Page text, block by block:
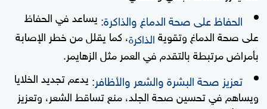
الحفاظ على صحة الدماغ والذاكرة: يساعد في الحفاظ
على صحة الدماغ وتقويةالذاكرة، كما يقلل من خطر الإصابة
بأمراض مرتبطة بالتقدم في العمر مثل الزهايمر.
تعزيز صحة البشرة والشعر والأظافر: يدعم تجديد الخلايا
ويساهم في تحسين صحة الجلد، منع تساقط الشعر، وتعزيز